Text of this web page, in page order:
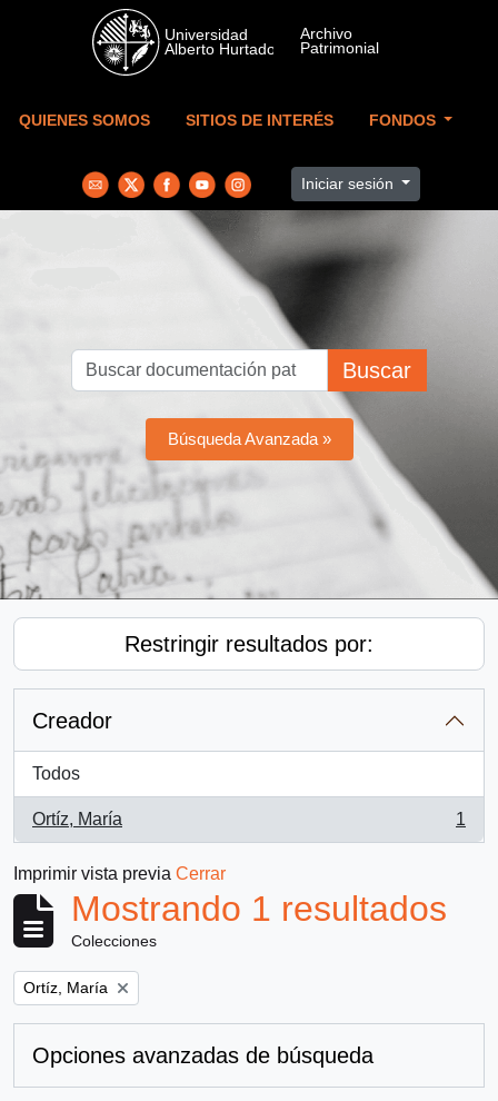
Skip to main content
QUIENES SOMOS SITIOS DE INTERÉS FONDOS
Iniciar sesión
Buscar
Búsqueda Avanzada »
Restringir resultados por:
Creador
Todos
Ortíz, María
, 1 resultados
1
Imprimir vista previa Cerrar
Mostrando 1 resultados
Colecciones
Remove filter:
Ortíz, María
Opciones avanzadas de búsqueda